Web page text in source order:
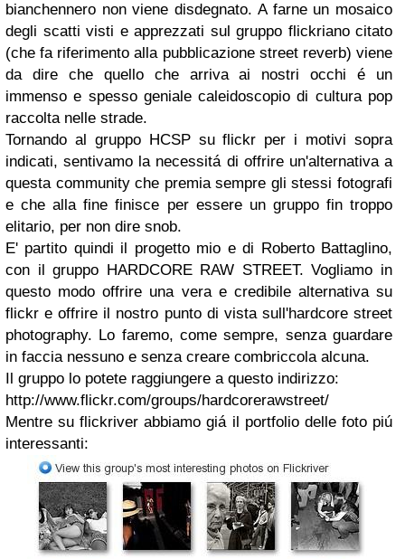
bianchennero non viene disdegnato. A farne un mosaico
degli scatti visti e apprezzati sul gruppo flickriano citato
(che fa riferimento alla pubblicazione street reverb) viene
da dire che quello che arriva ai nostri occhi é un
immenso e spesso geniale caleidoscopio di cultura pop
raccolta nelle strade.
Tornando al gruppo HCSP su flickr per i motivi sopra
indicati, sentivamo la necessitá di offrire un'alternativa a
questa community che premia sempre gli stessi fotografi
e che alla fine finisce per essere un gruppo fin troppo
elitario, per non dire snob.
E' partito quindi il progetto mio e di Roberto Battaglino,
con il gruppo HARDCORE RAW STREET. Vogliamo in
questo modo offrire una vera e credibile alternativa su
flickr e offrire il nostro punto di vista sull'hardcore street
photography. Lo faremo, come sempre, senza guardare
in faccia nessuno e senza creare combriccola alcuna.
Il gruppo lo potete raggiungere a questo indirizzo:
http://www.flickr.com/groups/hardcorerawstreet/
Mentre su flickriver abbiamo giá il portfolio delle foto piú
interessanti: